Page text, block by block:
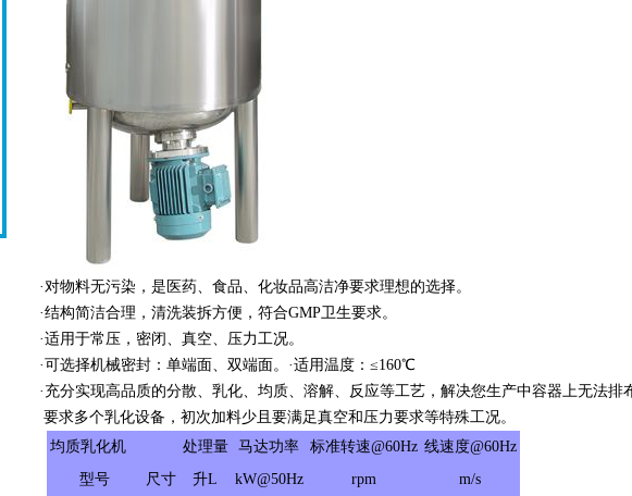
·对物料无污染，是医药、食品、化妆品高洁净要求理想的选择。
·结构简洁合理，清洗装拆方便，符合GMP卫生要求。
·适用于常压，密闭、真空、压力工况。
·可选择机械密封：单端面、双端面。·适用温度：≤160℃
·充分实现高品质的分散、乳化、均质、溶解、反应等工艺，解决您生产中容器上无法排
要求多个乳化设备，初次加料少且要满足真空和压力要求等特殊工况。
均质乳化机
处理量 马达功率 标准转速@60Hz 线速度@60Hz
型号
尺寸 升L kW@50Hz rpm
m/s